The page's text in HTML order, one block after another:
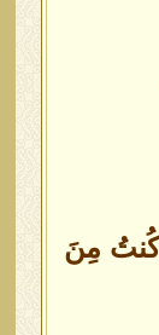
كُنتُ مِنَ